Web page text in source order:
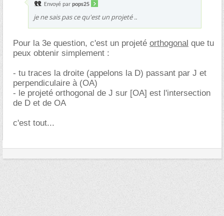
Envoyé par pops25
je ne sais pas ce qu'est un projeté ..
Pour la 3e question, c'est un projeté orthogonal que tu
peux obtenir simplement :
- tu traces la droite (appelons la D) passant par J et
perpendiculaire à (OA)
- le projeté orthogonal de J sur [OA] est l'intersection
de D et de OA
c'est tout...